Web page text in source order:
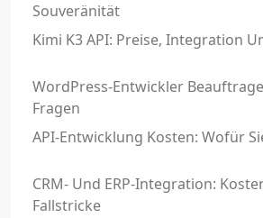
Souveränität
Kimi K3 API: Preise, Integration
WordPress-Entwickler
Fragen
API-Entwicklung Kosten: Wofür
CRM- Und ERP-Integration:
Fallstricke